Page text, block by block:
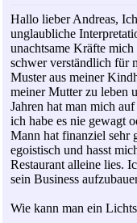
Hallo lieber Andreas,
unglaubliche
unachtsame Kräfte
schwer verständlich für
Muster aus meiner
meiner Mutter zu leben
Jahren hat man mich
ich habe es nie gewagt
Mann hat finanziel sehr
egoistisch und hasst
Restaurant alleine lies.
sein Business
Wie kann man ein